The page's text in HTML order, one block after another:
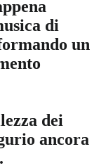
di
un
dei
ancora